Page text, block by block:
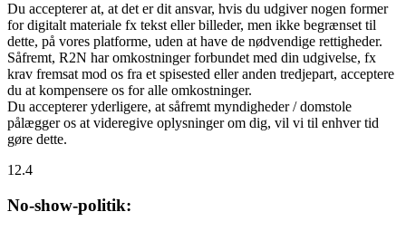
Du accepterer at, at det er dit ansvar, hvis du udgiver nogen former
for digitalt materiale fx tekst eller billeder, men ikke begrænset til
dette, på vores platforme, uden at have de nødvendige rettigheder.
Såfremt, R2N har omkostninger forbundet med din udgivelse, fx
krav fremsat mod os fra et spisested eller anden tredjepart, acceptere
du at kompensere os for alle omkostninger.
Du accepterer yderligere, at såfremt myndigheder / domstole
pålægger os at videregive oplysninger om dig, vil vi til enhver tid
gøre dette.
12.4
No-show-politik: